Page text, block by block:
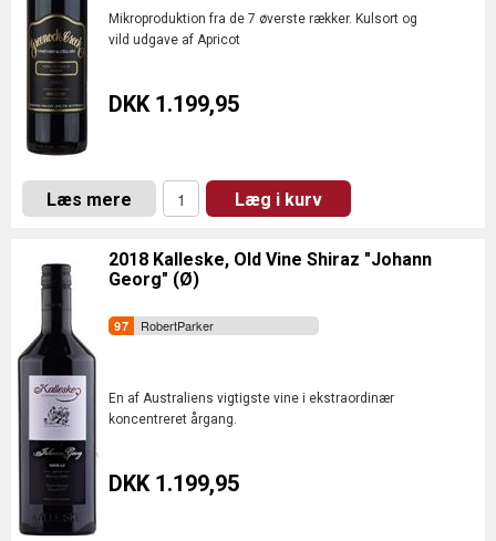
Mikroproduktion fra de 7 øverste rækker. Kulsort og
vild udgave af Apricot
DKK 1.199,95
Læs mere Læg i kurv
2018 Kalleske, Old Vine Shiraz "Johann
Georg" (Ø)
RobertParker
En af Australiens vigtigste vine i ekstraordinær
koncentreret årgang.
DKK 1.199,95